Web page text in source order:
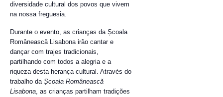
diversidade cultural dos povos que vivem
na nossa freguesia.
Durante o evento, as crianças da Școala
Românească Lisabona irão cantar e
dançar com trajes tradicionais,
partilhando com todos a alegria e a
riqueza desta herança cultural. Através do
trabalho daȘcoala Românească
Lisabona, as crianças partilham tradições